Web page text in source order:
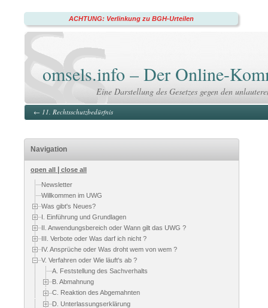
ACHTUNG: Verlinkung zu BGH-Urteilen
omsels.info – Der Online-
Eine Darstellung des Gesetzes gegen den
← 11. Rechtsschutzbedürfnis
Navigation
open all close all
Newsletter
Willkommen im UWG
Was gibt's Neues?
I. Einführung und Grundlagen
II. Anwendungsbereich oder Wann gilt das UWG ?
III. Verbote oder Was darf ich nicht ?
IV. Ansprüche oder Was droht wem von wem ?
V. Verfahren oder Wie läuft's ab ?
A. Feststellung des Sachverhalts
B. Abmahnung
C. Reaktion des Abgemahnten
D. Unterlassungserklärung